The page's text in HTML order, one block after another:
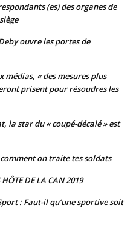
(es) des organes de
ouvre les portes de
médias, « des mesures plus
prisent pour résoudres les
la star du « coupé-décalé » est
on traite tes soldats
HÔTE DE LA CAN 2019
: Faut-il qu’une sportive soit